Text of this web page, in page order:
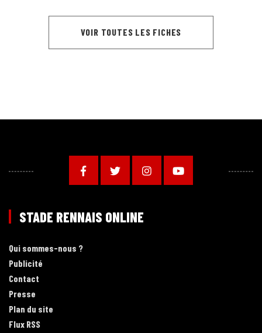
VOIR TOUTES LES FICHES
STADE RENNAIS ONLINE
Qui sommes-nous ?
Publicité
Contact
Presse
Plan du site
Flux RSS